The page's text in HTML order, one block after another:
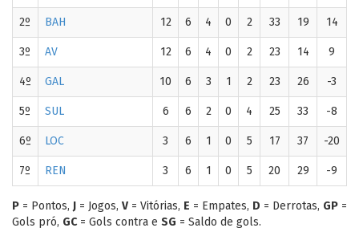
2º BAH 12 6 4 0 2 33 19 14
3º AV 12 6 4 0 2 23 14 9
4º GAL 10 6 3 1 2 23 26 -3
5º SUL 6 6 2 0 4 25 33 -8
6º LOC 3 6 1 0 5 17 37 -20
7º REN 3 6 1 0 5 20 29 -9
P = Pontos, J = Jogos, V = Vitórias, E = Empates, D = Derrotas, GP =
Gols pró, GC= Gols contra e SG = Saldo de gols.